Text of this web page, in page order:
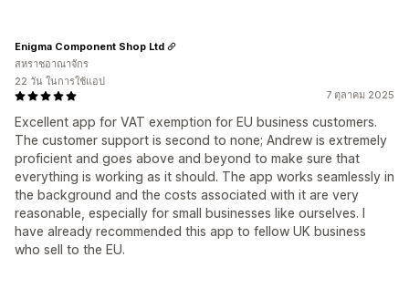
7 ตุลาคม 2025
Excellent app for VAT exemption for EU business customers.
The customer support is second to none; Andrew is extremely
proficient and goes above and beyond to make sure that
everything is working as it should. The app works seamlessly in
the background and the costs associated with it are very
reasonable, especially for small businesses like ourselves. I
have already recommended this app to fellow UK business
who sell to the EU.
Enigma Component Shop Ltd
สหราชอาณาจักร
22 วัน ในการใช้แอป